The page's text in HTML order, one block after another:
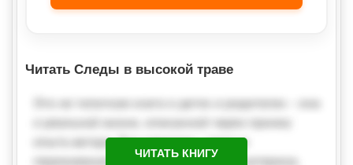
Читать Следы в высокой траве
ЧИТАТЬ КНИГУ